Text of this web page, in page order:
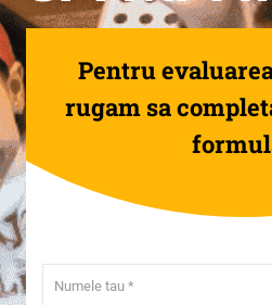
Pentru
rugam sa